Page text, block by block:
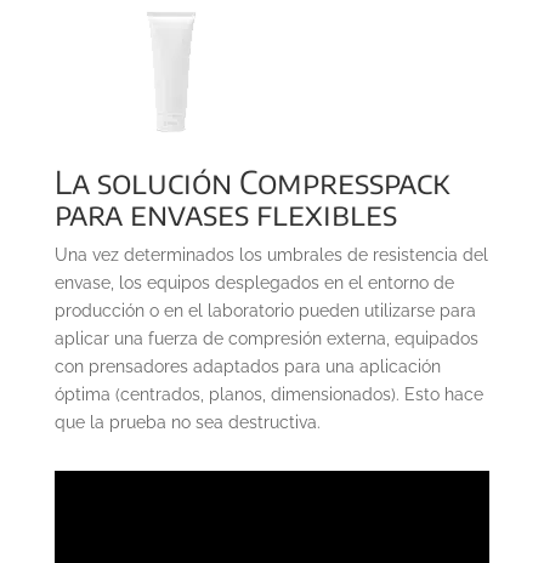
La solución Compresspack
para envases flexibles
Una vez determinados los umbrales de resistencia del
envase, los equipos desplegados en el entorno de
producción o en el laboratorio pueden utilizarse para
aplicar una fuerza de compresión externa, equipados
con prensadores adaptados para una aplicación
óptima (centrados, planos, dimensionados). Esto hace
que la prueba no sea destructiva.